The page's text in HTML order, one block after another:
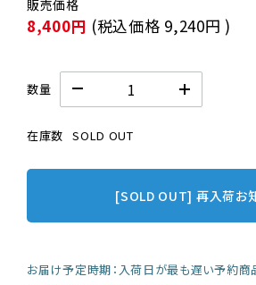
8,400円 (税込価格 9,240円 )
数量
在庫数 SOLD OUT
[SOLD OUT] 再入荷お
お届け予定時期：入荷日が最も遅い予約